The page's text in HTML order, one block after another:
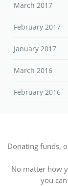
March 2017
February 2017
January 2017
March 2016
February 2016
Donating funds,
No matter how
you